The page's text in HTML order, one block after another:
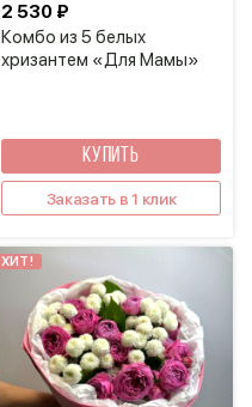
Комбо из 5 белых
хризантем «Для Мамы»
2 530 ₽
КУПИТЬ
Заказать в 1 клик
ХИТ!